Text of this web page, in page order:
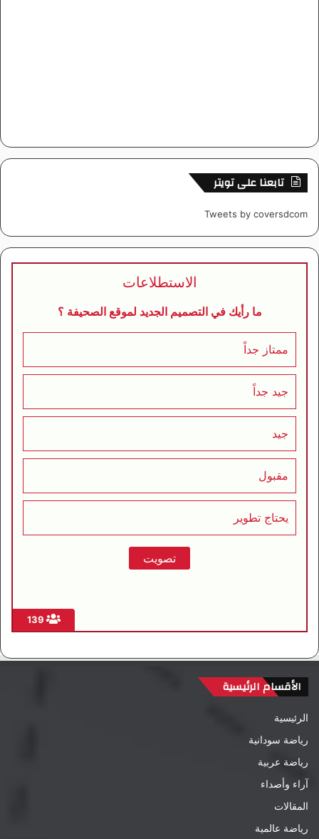
تابعنا على تويتر
Tweets by coversdcom
الاستطلاعات
ما رأيك في التصميم الجديد لموقع الصحيفة ؟
ممتاز جداً
جيد جداً
جيد
مقبول
يحتاج تطوير
الأقسام الرئيسية
الرئيسية
رياضة سودانية
رياضة عربية
آراء وأصداء
المقالات
رياضة عالمية